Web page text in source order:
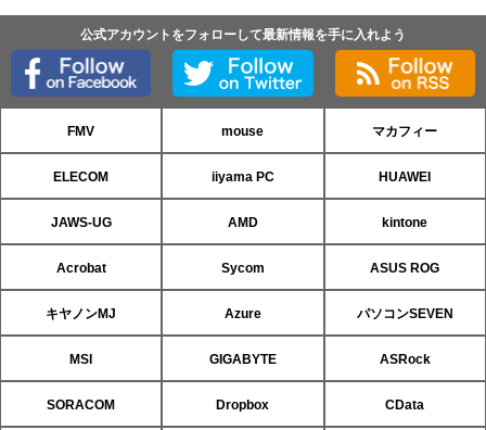
公式アカウントをフォローして最新情報を手に入れよう
FMV mouse マカフィー
ELECOM iiyama PC HUAWEI
JAWS-UG AMD kintone
Acrobat Sycom ASUS ROG
キヤノンMJ Azure パソコンSEVEN
MSI GIGABYTE ASRock
SORACOM Dropbox CData